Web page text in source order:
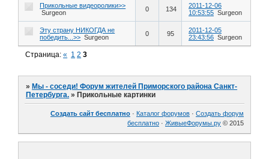
Прикольные видеоролики>>
Surgeon
0 134
2011-12-06
10:53:55 Surgeon
Эту страну НИКОГДА не
победить...>> Surgeon 0 95
2011-12-05
23:43:56 Surgeon
Страница:« 1 2 3
»Мы - соседи! Форум жителей Приморского района Санкт-
Петербурга. »Прикольные картинки
Создать сайт бесплатно · Каталог форумов · Создать форум
бесплатно · ЖивыеФорумы.ру © 2015